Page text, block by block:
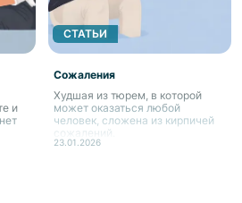
и
СТАТЬИ
Сожаления
Худшая из тюрем, в которой
может оказаться любой
человек, сложена из кирпичей
сожалений.
23.01.2026